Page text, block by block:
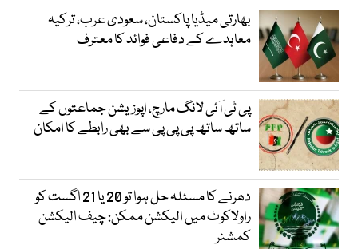
بھارتی میڈیا پاکستان، سعودی عرب، ترکیہ
معاہدے کے دفاعی فوائد کا معترف
پی ٹی آئی لانگ مارچ، اپوزیشن جماعتوں کے
ساتھ ساتھ پی پی پی سے بھی رابطے کا امکان
دھرنے کا مسئلہ حل ہوا تو 20 یا 21 اگست کو
راولاکوٹ میں الیکشن ممکن: چیف الیکشن
کمشنر